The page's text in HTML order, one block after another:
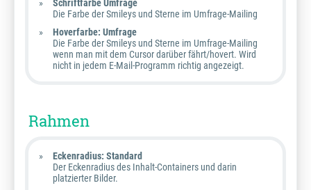
Schriftfarbe Umfrage
Die Farbe der Smileys und Sterne im Umfrage-Mailing
Hoverfarbe: Umfrage
Die Farbe der Smileys und Sterne im Umfrage-Mailing
wenn man mit dem Cursor darüber fährt/hovert. Wird
nicht in jedem E-Mail-Programm richtig angezeigt.
Rahmen
Eckenradius: Standard
Der Eckenradius des Inhalt-Containers und darin
platzierter Bilder.